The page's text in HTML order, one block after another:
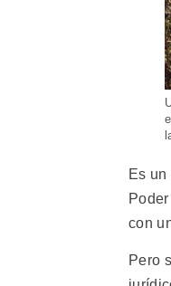
Es
con
Pero